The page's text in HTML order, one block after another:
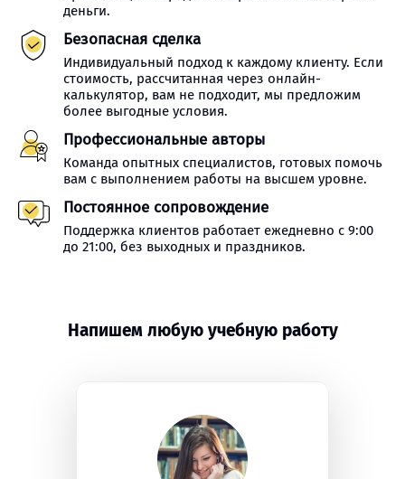
деньги.
Безопасная сделка
Индивидуальный подход к каждому клиенту. Если
стоимость, рассчитанная через онлайн-
калькулятор, вам не подходит, мы предложим
более выгодные условия.
Профессиональные авторы
Команда опытных специалистов, готовых помочь
вам с выполнением работы на высшем уровне.
Постоянное сопровождение
Поддержка клиентов работает ежедневно с 9:00
до 21:00, без выходных и праздников.
Напишем любую учебную работу